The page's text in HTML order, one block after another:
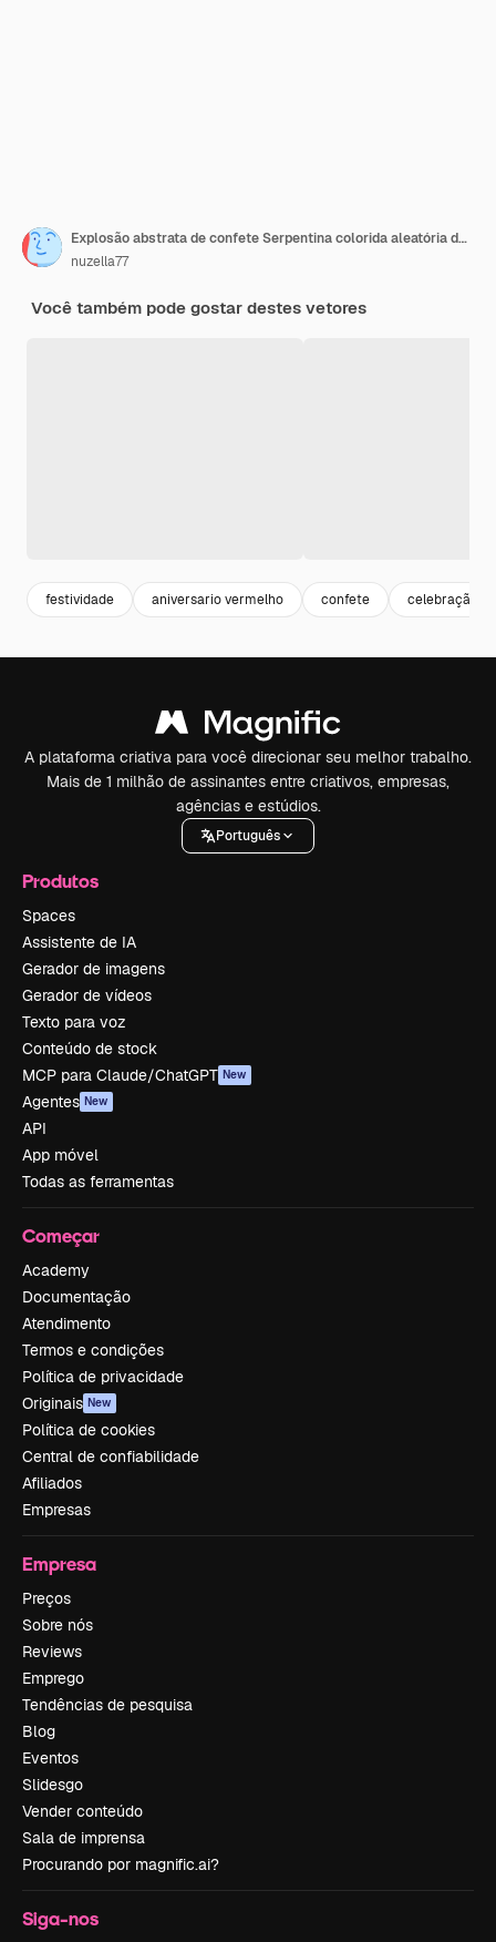
Explosão abstrata de confete Serpentina colorida aleatória de bolinhas caóticas
nuzella77
Você também pode gostar destes vetores
festividade aniversario vermelho confete celebração
A plataforma criativa para você direcionar seu melhor trabalho.
Mais de 1 milhão de assinantes entre criativos, empresas,
agências e estúdios.
Português
Produtos
Spaces
Assistente de IA
Gerador de imagens
Gerador de vídeos
Texto para voz
Conteúdo de stock
MCP para Claude/ChatGPT New
Agentes New
API
App móvel
Todas as ferramentas
Começar
Academy
Documentação
Atendimento
Termos e condições
Política de privacidade
Originais New
Política de cookies
Central de confiabilidade
Afiliados
Empresas
Empresa
Preços
Sobre nós
Reviews
Emprego
Tendências de pesquisa
Blog
Eventos
Slidesgo
Vender conteúdo
Sala de imprensa
Procurando por magnific.ai?
Siga-nos